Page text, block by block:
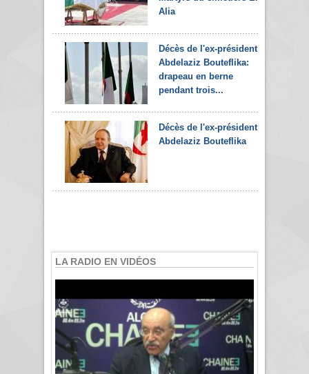
Alia
Décès de l'ex-président
Abdelaziz Bouteflika:
drapeau en berne
pendant trois...
Décès de l'ex-président
Abdelaziz Bouteflika
LA RADIO EN VIDÉOS